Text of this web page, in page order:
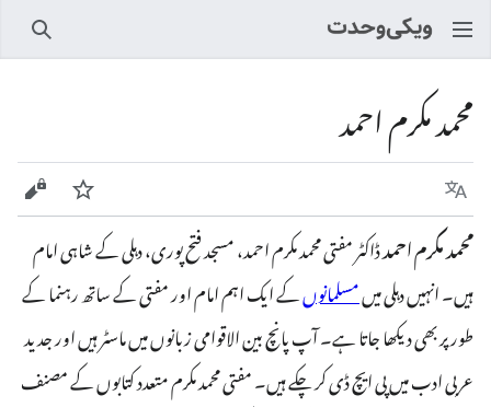
تلاش
محمد مکرم احمد
زبان زیر نظر کریں
ماخذ
محمد مکرم احمدڈاکٹر مفتی محمد مکرم احمد، مسجد فتح پوری، دہلی کے شاہی امام
ہیں۔ انہیں دہلی میںمسلمانوںکے ایک اہم امام اور مفتی کے ساتھ رہنما کے
طور پر بھی دیکھا جاتا ہے۔ آپ پانچ بین الاقوامی زبانوں میں ماسٹر ہیں اور جدید
عربی ادب میں پی ایچ ڈی کر چکے ہیں۔ مفتی محمد مکرم متعدد کتابوں کے مصنف